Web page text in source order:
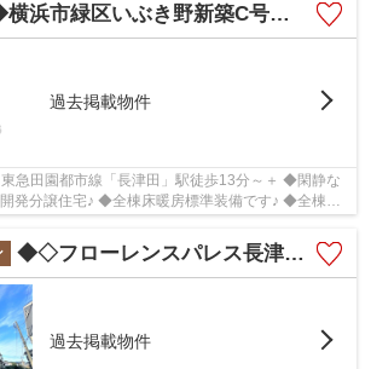
浜市緑区いぶき野新築C号棟◆
過去掲載物件
田園都市線「長津田」駅徒歩13分～＋ ◆閑静な
発分譲住宅♪ ◆全棟床暖房標準装備です♪ ◆全棟土
◆◇フローレンスパレス長津田◇◆
過去掲載物件